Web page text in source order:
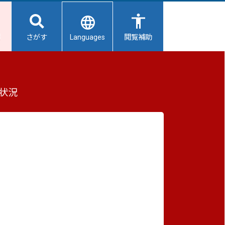
さがす Languages 閲覧補助
況